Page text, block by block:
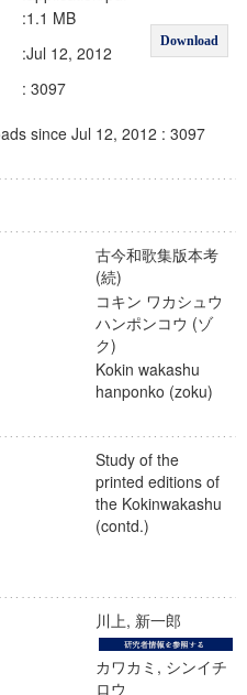
Download
:1.1 MB
:Jul 12, 2012
: 3097
since Jul 12, 2012 : 3097
古今和歌集版本考
(続)
コキン ワカシュウ
ハンポンコウ (ゾ
ク)
Kokin wakashu
hanponko (zoku)
Study of the
printed editions of
the Kokinwakashu
(contd.)
川上, 新一郎
カワカミ, シンイチ
ロウ